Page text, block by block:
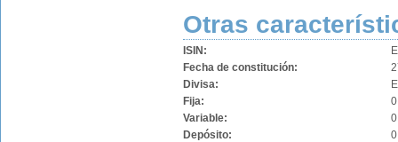
Otras
ISIN:
Fecha de constitución:
Divisa:
Fija:
Variable:
Depósito: